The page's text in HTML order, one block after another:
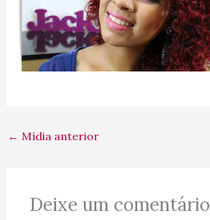
← Mídia anterior
Deixe um comentário